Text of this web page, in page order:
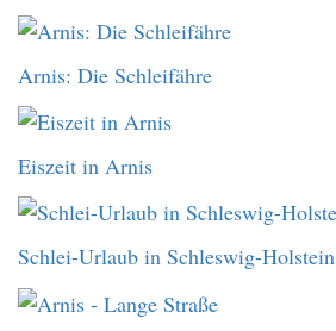
Arnis: Die Schleifähre
Eiszeit in Arnis
Schlei-Urlaub in Schleswig-Holstein